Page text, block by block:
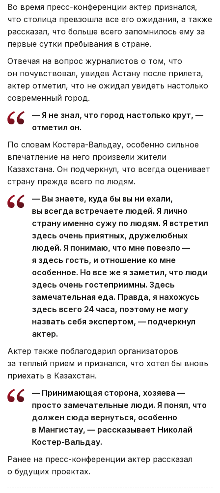
Во время пресс-конференции актер признался,
что столица превзошла все его ожидания, а также
рассказал, что больше всего запомнилось ему за
первые сутки пребывания в стране.
Отвечая на вопрос журналистов о том, что
он почувствовал, увидев Астану после прилета,
актер отметил, что не ожидал увидеть настолько
современный город.
— Я не знал, что город настолько крут, —
отметил он.
По словам Костера-Вальдау, особенно сильное
впечатление на него произвели жители
Казахстана. Он подчеркнул, что всегда оценивает
страну прежде всего по людям.
— Вы знаете, куда бы вы ни ехали,
вы всегда встречаете людей. Я лично
страну именно сужу по людям. Я встретил
здесь очень приятных, дружелюбных
людей. Я понимаю, что мне повезло —
я здесь гость, и отношение ко мне
особенное. Но все же я заметил, что люди
здесь очень гостеприимны. Здесь
замечательная еда. Правда, я нахожусь
здесь всего 24 часа, поэтому не могу
назвать себя экспертом, — подчеркнул
актер.
Актер также поблагодарил организаторов
за теплый прием и признался, что хотел бы вновь
приехать в Казахстан.
— Принимающая сторона, хозяева —
просто замечательные люди. Я понял, что
должен сюда вернуться, особенно
в Мангистау, — рассказывает Николай
Костер-Вальдау.
Ранее на пресс-конференции актер рассказал
о будущих проектах.